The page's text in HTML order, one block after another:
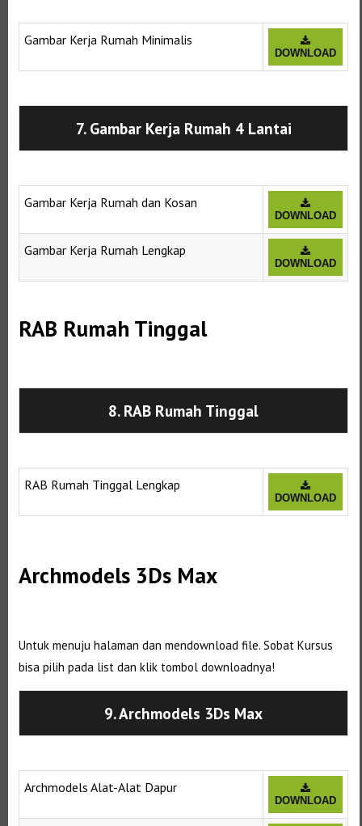
Gambar Kerja Rumah Minimalis
DOWNLOAD
7. Gambar Kerja Rumah 4 Lantai
Gambar Kerja Rumah dan Kosan
DOWNLOAD
Gambar Kerja Rumah Lengkap
DOWNLOAD
RAB Rumah Tinggal
8. RAB Rumah Tinggal
RAB Rumah Tinggal Lengkap
DOWNLOAD
Archmodels 3Ds Max
Untuk menuju halaman dan mendownload file. Sobat Kursus
bisa pilih pada list dan klik tombol downloadnya!
9. Archmodels 3Ds Max
Archmodels Alat-Alat Dapur
DOWNLOAD